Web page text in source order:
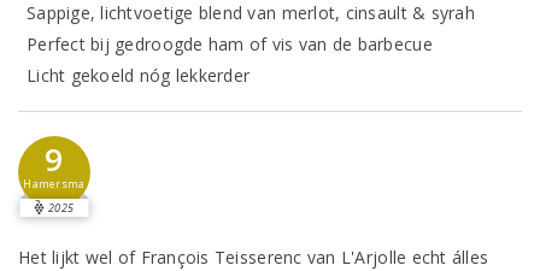
Sappige, lichtvoetige blend van merlot, cinsault & syrah
Perfect bij gedroogde ham of vis van de barbecue
Licht gekoeld nóg lekkerder
9
Hamersma
2025
Het lijkt wel of François Teisserenc van L'Arjolle echt álles